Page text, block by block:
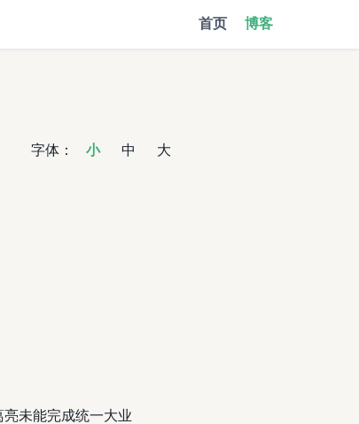
首页 博客
字体： 小 中 大
未能完成统一大业